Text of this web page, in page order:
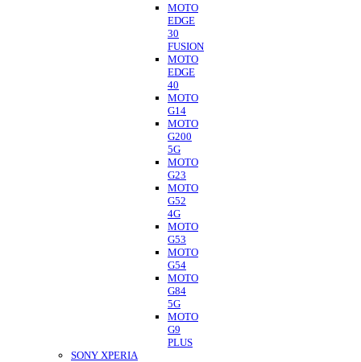
MOTO
EDGE
30
FUSION
MOTO
EDGE
40
MOTO
G14
MOTO
G200
5G
MOTO
G23
MOTO
G52
4G
MOTO
G53
MOTO
G54
MOTO
G84
5G
MOTO
G9
PLUS
SONY XPERIA